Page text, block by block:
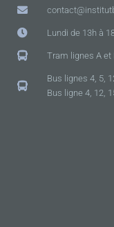
Lundi de 13h à
Tram lignes A et
Bus lignes 4, 5,
Bus ligne 4, 12,